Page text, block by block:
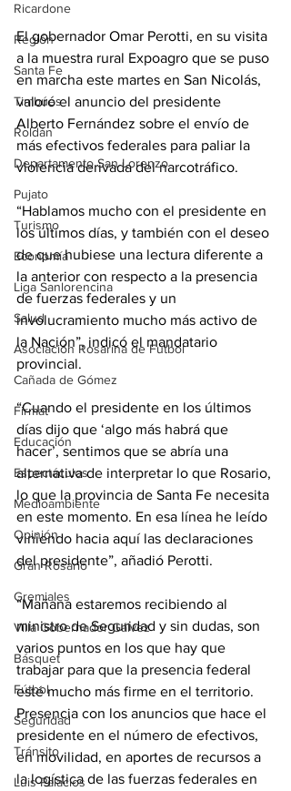
Ricardone
Región
Santa Fe
Timbúes
Roldán
Departamento San Lorenzo
Pujato
Turismo
Economía
Liga Sanlorencina
Salud
Asociación Rosarina de Fútbol
Cañada de Gómez
Firmat
Educación
Espectáculos
Medioambiente
Opinión
Gran Rosario
Gremiales
Villa Gobernador Gálvez
Básquet
Fútbol
Seguridad
Tránsito
Luis Palacios
El gobernador Omar Perotti, en su visita
a la muestra rural Expoagro que se puso
en marcha este martes en San Nicolás,
valoró el anuncio del presidente
Alberto Fernández sobre el envío de
más efectivos federales para paliar la
violencia derivada del narcotráfico.
“Hablamos mucho con el presidente en
los últimos días, y también con el deseo
de que hubiese una lectura diferente a
la anterior con respecto a la presencia
de fuerzas federales y un
involucramiento mucho más activo de
la Nación”, indicó el mandatario
provincial.
“Cuando el presidente en los últimos
días dijo que ‘algo más habrá que
hacer’, sentimos que se abría una
alternativa de interpretar lo que Rosario,
lo que la provincia de Santa Fe necesita
en este momento. En esa línea he leído
viniendo hacia aquí las declaraciones
del presidente”, añadió Perotti.
“Mañana estaremos recibiendo al
ministro de Seguridad y sin dudas, son
varios puntos en los que hay que
trabajar para que la presencia federal
esté mucho más firme en el territorio.
Presencia con los anuncios que hace el
presidente en el número de efectivos,
en movilidad, en aportes de recursos a
la logística de las fuerzas federales en